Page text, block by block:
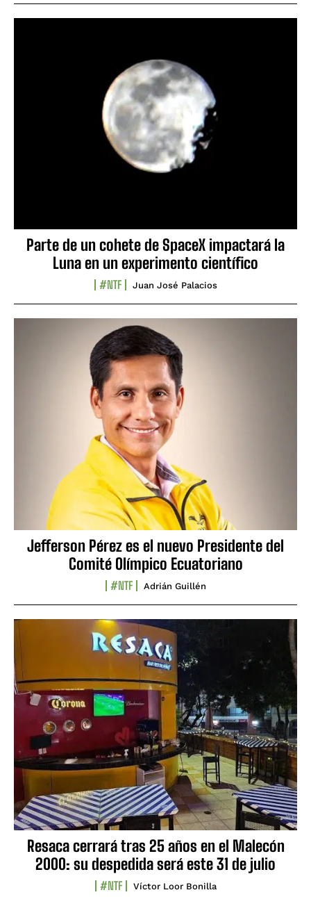
Parte de un cohete de SpaceX impactará la
Luna en un experimento científico
#NTF Juan José Palacios
Jefferson Pérez es el nuevo Presidente del
Comité Olímpico Ecuatoriano
#NTF Adrián Guillén
Resaca cerrará tras 25 años en el Malecón
2000: su despedida será este 31 de julio
#NTF Víctor Loor Bonilla